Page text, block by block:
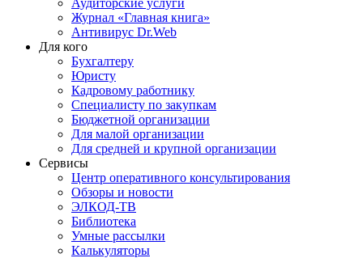
Аудиторские услуги
Журнал «Главная книга»
Антивирус Dr.Web
Для кого
Бухгалтеру
Юристу
Кадровому работнику
Специалисту по закупкам
Бюджетной организации
Для малой организации
Для средней и крупной организации
Сервисы
Центр оперативного консультирования
Обзоры и новости
ЭЛКОД-ТВ
Библиотека
Умные рассылки
Калькуляторы